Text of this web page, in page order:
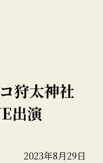
狩太神社
出演
2023年8月29日